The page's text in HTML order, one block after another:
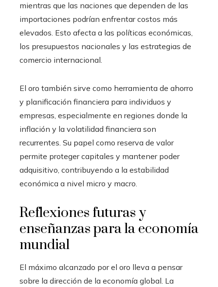
mientras que las naciones que dependen de las
importaciones podrían enfrentar costos más
elevados. Esto afecta a las políticas económicas,
los presupuestos nacionales y las estrategias de
comercio internacional.
El oro también sirve como herramienta de ahorro
y planificación financiera para individuos y
empresas, especialmente en regiones donde la
inflación y la volatilidad financiera son
recurrentes. Su papel como reserva de valor
permite proteger capitales y mantener poder
adquisitivo, contribuyendo a la estabilidad
económica a nivel micro y macro.
Reflexiones futuras y
enseñanzas para la economía
mundial
El máximo alcanzado por el oro lleva a pensar
sobre la dirección de la economía global. La